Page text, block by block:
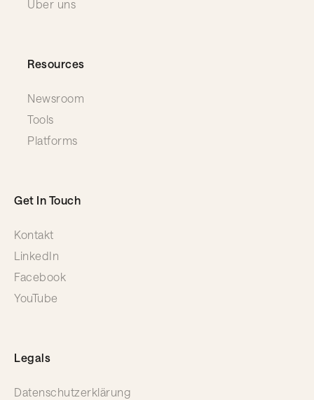
Über uns
Resources
Newsroom
Tools
Platforms
Get In Touch
Kontakt
LinkedIn
Facebook
YouTube
Legals
Datenschutzerklärung